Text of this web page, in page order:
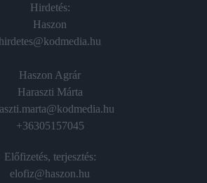
Hirdetés:
Haszon
hirdetes@kodmedia.hu
Haszon Agrár
Haraszti Márta
+36305157045
Előfizetés, terjesztés:
elofiz@haszon.hu